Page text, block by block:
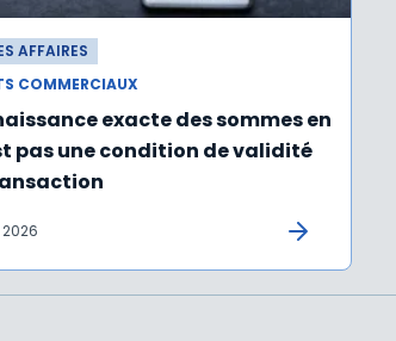
AFFAIRES
COMMERCIAUX
exacte des sommes en
pas une condition de validité